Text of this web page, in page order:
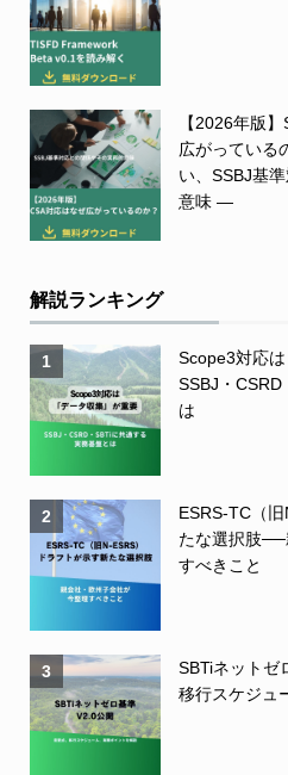
【2026年版
広がっている
い、SSBJ基
意味 ―
解説ランキング
1
Scope3対応
SSBJ・CSRD
は
2
ESRS-TC（
たな選択肢──
すべきこと
3
SBTiネットゼ
移行スケジュ